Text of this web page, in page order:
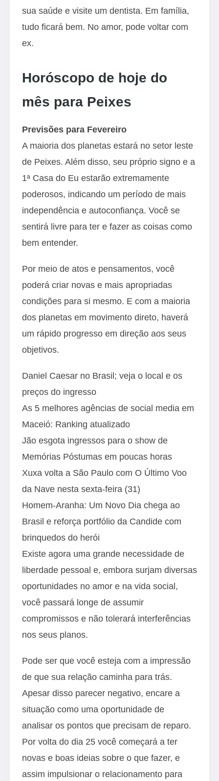
sua saúde e visite um dentista. Em família,
tudo ficará bem. No amor, pode voltar com
ex.
Horóscopo de hoje do
mês para Peixes
Previsões para Fevereiro
A maioria dos planetas estará no setor leste
de Peixes. Além disso, seu próprio signo e a
1ª Casa do Eu estarão extremamente
poderosos, indicando um período de mais
independência e autoconfiança. Você se
sentirá livre para ter e fazer as coisas como
bem entender.
Por meio de atos e pensamentos, você
poderá criar novas e mais apropriadas
condições para si mesmo. E com a maioria
dos planetas em movimento direto, haverá
um rápido progresso em direção aos seus
objetivos.
Daniel Caesar no Brasil; veja o local e os
preços do ingresso
As 5 melhores agências de social media em
Maceió: Ranking atualizado
Jão esgota ingressos para o show de
Memórias Póstumas em poucas horas
Xuxa volta a São Paulo com O Último Voo
da Nave nesta sexta-feira (31)
Homem-Aranha: Um Novo Dia chega ao
Brasil e reforça portfólio da Candide com
brinquedos do herói
Existe agora uma grande necessidade de
liberdade pessoal e, embora surjam diversas
oportunidades no amor e na vida social,
você passará longe de assumir
compromissos e não tolerará interferências
nos seus planos.
Pode ser que você esteja com a impressão
de que sua relação caminha para trás.
Apesar disso parecer negativo, encare a
situação como uma oportunidade de
analisar os pontos que precisam de reparo.
Por volta do dia 25 você começará a ter
novas e boas ideias sobre o que fazer, e
assim impulsionar o relacionamento para